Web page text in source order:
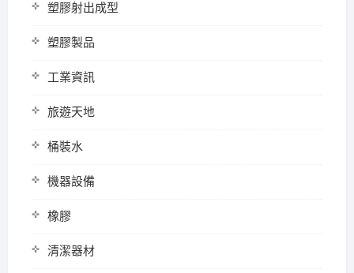
塑膠射出成型
塑膠製品
工業資訊
旅遊天地
桶裝水
機器設備
橡膠
清潔器材